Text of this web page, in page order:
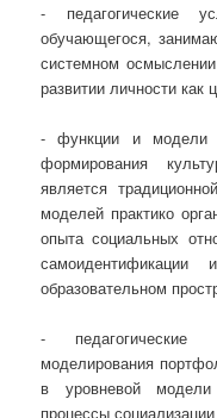
- педагогические
обучающегося,
системном
развитии личности как
- функции и модели
формирования
является
моделей практико
опыта социальных
образовательном
- педагогические
моделирования
в уровневой
процессы